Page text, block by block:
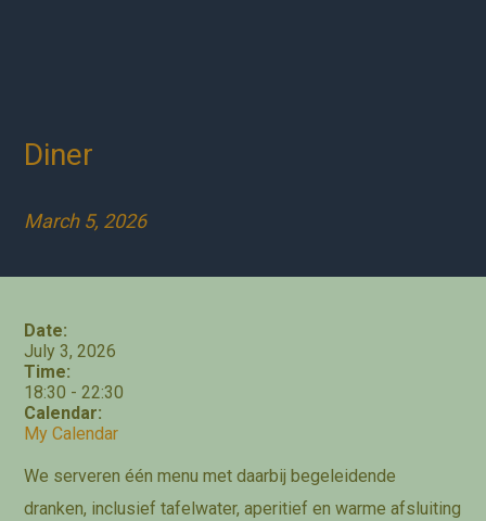
Diner
March 5, 2026
Date:
July 3, 2026
Time:
18:30 -22:30
Calendar:
My Calendar
We serveren één menu met daarbij begeleidende
dranken, inclusief tafelwater, aperitief en warme afsluiting